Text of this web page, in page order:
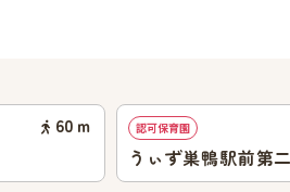
60 ｍ
認可保育園
うぃず巣鴨駅前第